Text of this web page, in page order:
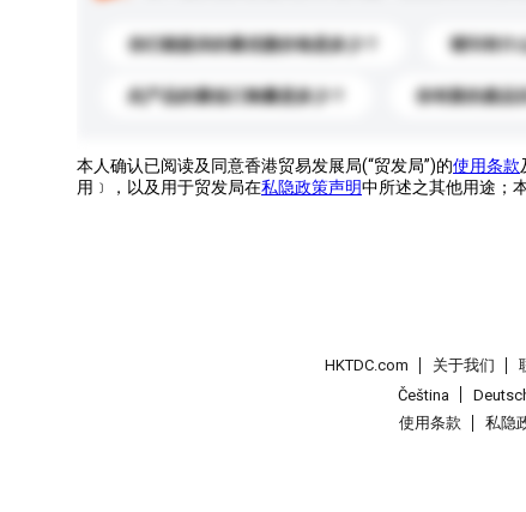
你们能提供的最优惠价格是多少？ 请问有什
此产品的最低订购量是多少？ 你有新的產品
本人确认已阅读及同意香港贸易发展局(“贸发局”)的使用条款
用﹞，以及用于贸发局在私隐政策声明中所述之其他用途；
HKTDC.com 关于我们
Čeština
使用条款
私隐